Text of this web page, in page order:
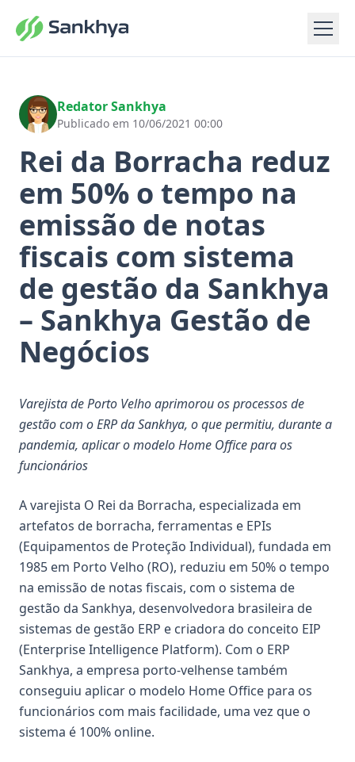
Redator Sankhya
Publicado em 10/06/2021 00:00
Rei da Borracha reduz
em 50% o tempo na
emissão de notas
fiscais com sistema
de gestão da Sankhya
– Sankhya Gestão de
Negócios
Varejista de Porto Velho aprimorou os processos de
gestão com o ERP da Sankhya, o que permitiu, durante a
pandemia, aplicar o modelo Home Office para os
funcionários
A varejista O Rei da Borracha, especializada em
artefatos de borracha, ferramentas e EPIs
(Equipamentos de Proteção Individual), fundada em
1985 em Porto Velho (RO), reduziu em 50% o tempo
na emissão de notas fiscais, com o sistema de
gestão da Sankhya, desenvolvedora brasileira de
sistemas de gestão ERP e criadora do conceito EIP
(Enterprise Intelligence Platform). Com o ERP
Sankhya, a empresa porto-velhense também
conseguiu aplicar o modelo Home Office para os
funcionários com mais facilidade, uma vez que o
sistema é 100% online.